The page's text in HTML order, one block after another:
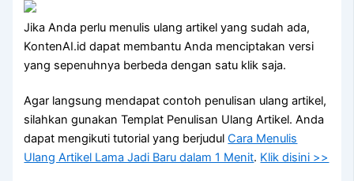
Jika Anda perlu menulis ulang artikel yang sudah ada,
KontenAI.id dapat membantu Anda menciptakan versi
yang sepenuhnya berbeda dengan satu klik saja.
Agar langsung mendapat contoh penulisan ulang artikel,
silahkan gunakan Templat Penulisan Ulang Artikel. Anda
dapat mengikuti tutorial yang berjudulCara Menulis
Ulang Artikel Lama Jadi Baru dalam 1 Menit. Klik disini >>